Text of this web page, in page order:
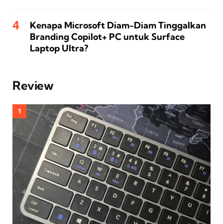
Kenapa Microsoft Diam-Diam Tinggalkan
Branding Copilot+ PC untuk Surface
Laptop Ultra?
Review